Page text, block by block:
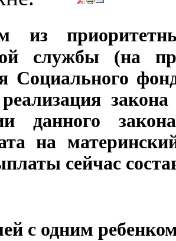
из
службы (на
Социального
данного
на
сейчас
с одним